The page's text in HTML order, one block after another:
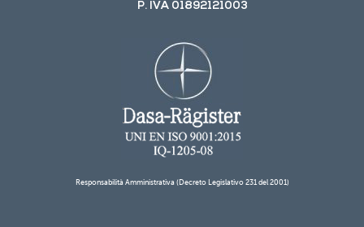
P. IVA 01892121003
Responsabilità Amministrativa (Decreto Legislativo 231 del 2001)